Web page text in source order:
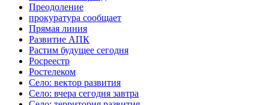
Преодоление
прокуратура сообщает
Прямая линия
Развитие АПК
Растим будущее сегодня
Росреестр
Ростелеком
Село: вектор развития
Село: вчера сегодня завтра